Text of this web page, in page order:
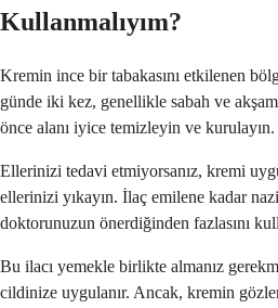
Kullanmalıyım?
Kremin ince bir tabakasını etkilenen
günde iki kez, genellikle sabah ve
önce alanı iyice temizleyin ve kurulayın.
Ellerinizi tedavi etmiyorsanız, kremi
ellerinizi yıkayın. İlaç emilene kadar
doktorunuzun önerdiğinden fazlasını
Bu ilacı yemekle birlikte almanız
cildinize uygulanır. Ancak, kremin